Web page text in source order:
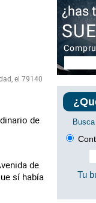
el 79140
de
de
sí había
Tu